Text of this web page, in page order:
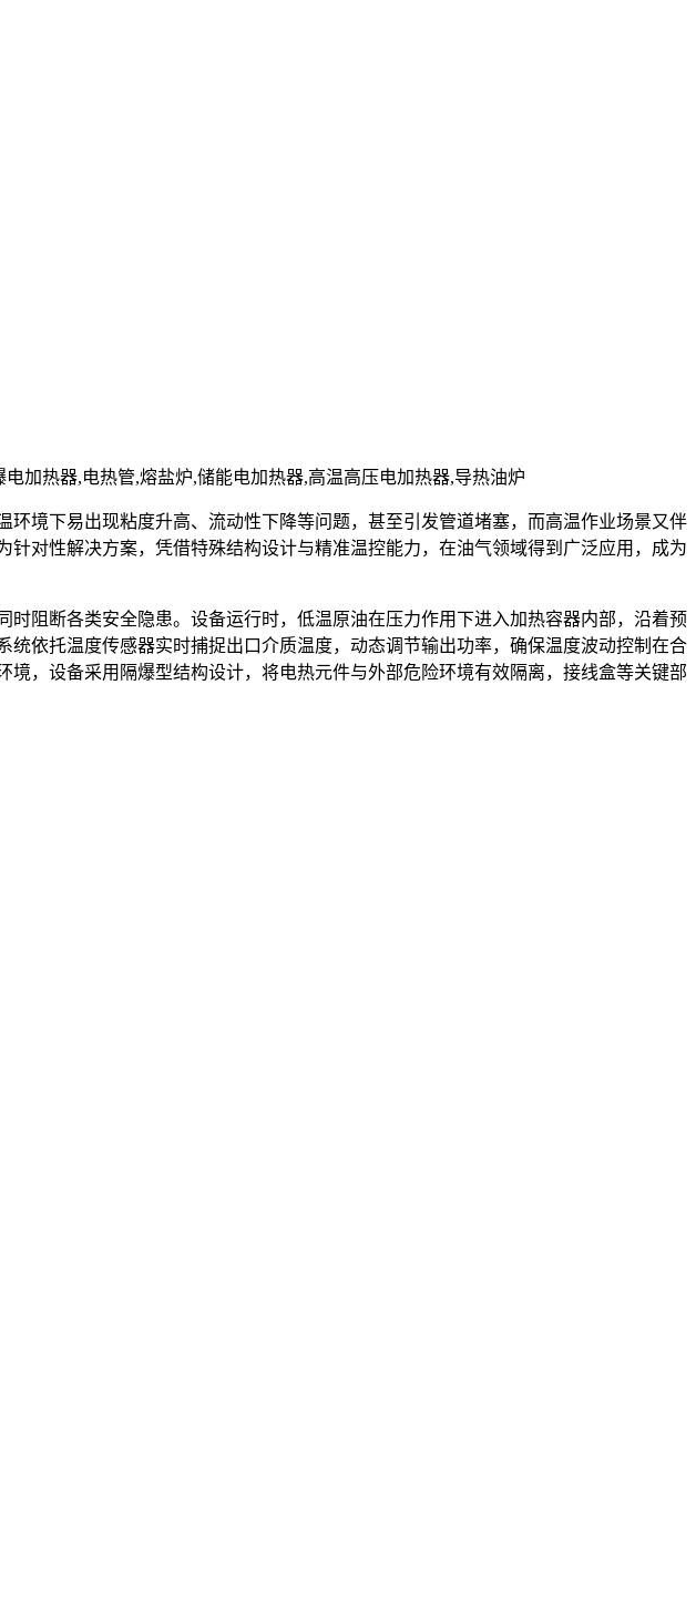
加热器,电热管,熔盐炉,储能电加热器,高温高压电加热器,导热油炉
境下易出现粘度升高、流动性下降等问题，甚至引发管道堵塞，而高温作业场景又伴
对性解决方案，凭借特殊结构设计与精准温控能力，在油气领域得到广泛应用，成为
阻断各类安全隐患。设备运行时，低温原油在压力作用下进入加热容器内部，沿着预
依托温度传感器实时捕捉出口介质温度，动态调节输出功率，确保温度波动控制在合
，设备采用隔爆型结构设计，将电热元件与外部危险环境有效隔离，接线盒等关键部